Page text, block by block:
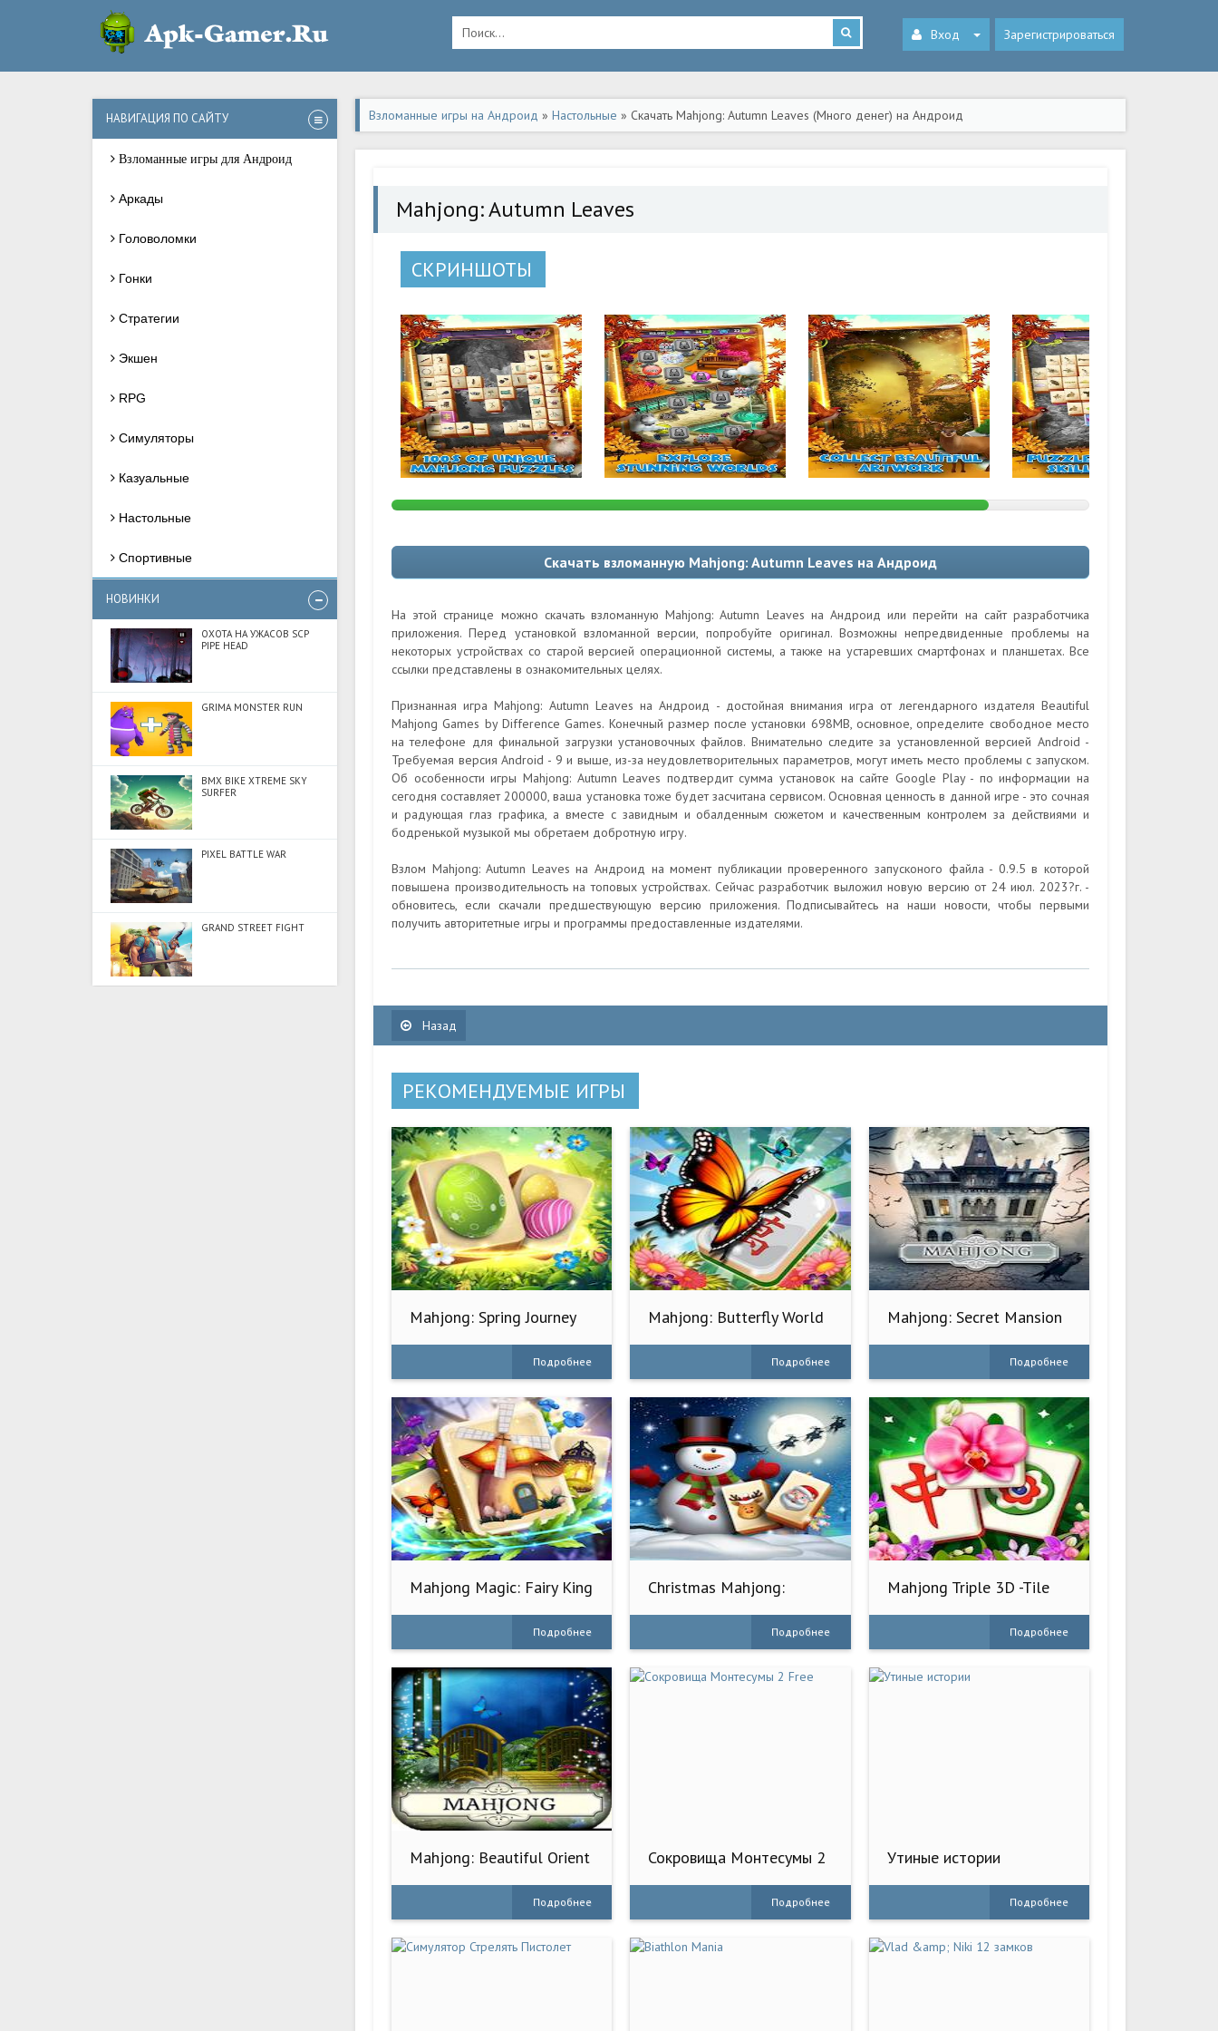
Вход Зарегистрироваться
НАВИГАЦИЯ ПО САЙТУ
Взломанные игры для Андроид
Аркады
Головоломки
Гонки
Стратегии
Экшен
RPG
Симуляторы
Казуальные
Настольные
Спортивные
НОВИНКИ
ОХОТА НА УЖАСОВ SCP
PIPE HEAD
GRIMA MONSTER RUN
BMX BIKE XTREME SKY
SURFER
PIXEL BATTLE WAR
GRAND STREET FIGHT
Взломанные игры на Андроид » Настольные » Скачать Mahjong: Autumn Leaves (Много денег) на Андроид
Mahjong: Autumn Leaves
СКРИНШОТЫ
Скачать взломанную Mahjong: Autumn Leaves на Андроид
На этой странице можно скачать взломанную Mahjong: Autumn Leaves на Андроид или перейти на сайт разработчика
приложения. Перед установкой взломанной версии, попробуйте оригинал. Возможны непредвиденные проблемы на
некоторых устройствах со старой версией операционной системы, а также на устаревших смартфонах и планшетах. Все
ссылки представлены в ознакомительных целях.
Признанная игра Mahjong: Autumn Leaves на Андроид - достойная внимания игра от легендарного издателя Beautiful
Mahjong Games by Difference Games. Конечный размер после установки 698MB, основное, определите свободное место
на телефоне для финальной загрузки установочных файлов. Внимательно следите за установленной версией Android -
Требуемая версия Android - 9 и выше, из-за неудовлетворительных параметров, могут иметь место проблемы с запуском.
Об особенности игры Mahjong: Autumn Leaves подтвердит сумма установок на сайте Google Play - по информации на
сегодня составляет 200000, ваша установка тоже будет засчитана сервисом. Основная ценность в данной игре - это сочная
и радующая глаз графика, а вместе с завидным и обалденным сюжетом и качественным контролем за действиями и
бодренькой музыкой мы обретаем добротную игру.
Взлом Mahjong: Autumn Leaves на Андроид на момент публикации проверенного запусконого файла - 0.9.5 в которой
повышена производительность на топовых устройствах. Сейчас разработчик выложил новую версию от 24 июл. 2023?г. -
обновитесь, если скачали предшествующую версию приложения. Подписывайтесь на наши новости, чтобы первыми
получить авторитетные игры и программы предоставленные издателями.
Назад
РЕКОМЕНДУЕМЫЕ ИГРЫ
Mahjong: Spring Journey
Подробнее
Mahjong: Butterfly World
Подробнее
Mahjong: Secret Mansion
Подробнее
Mahjong Magic: Fairy King
Подробнее
Christmas Mahjong:
Подробнее
Mahjong Triple 3D -Tile
Подробнее
Mahjong: Beautiful Orient
Подробнее
Сокровища Монтесумы 2
Подробнее
Утиные истории
Подробнее